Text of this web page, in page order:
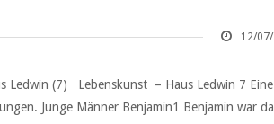
12/
Ledwin (7) Lebenskunst – Haus Ledwin 7
Junge Männer Benjamin1 Benjamin war